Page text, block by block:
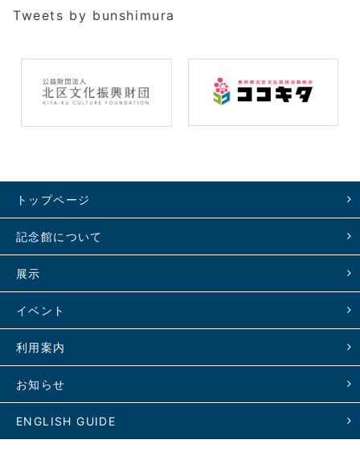
Tweets by bunshimura
トップページ
記念館について
展示
イベント
利用案内
お知らせ
ENGLISH GUIDE